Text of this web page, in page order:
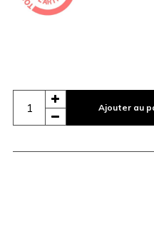
Ajouter au